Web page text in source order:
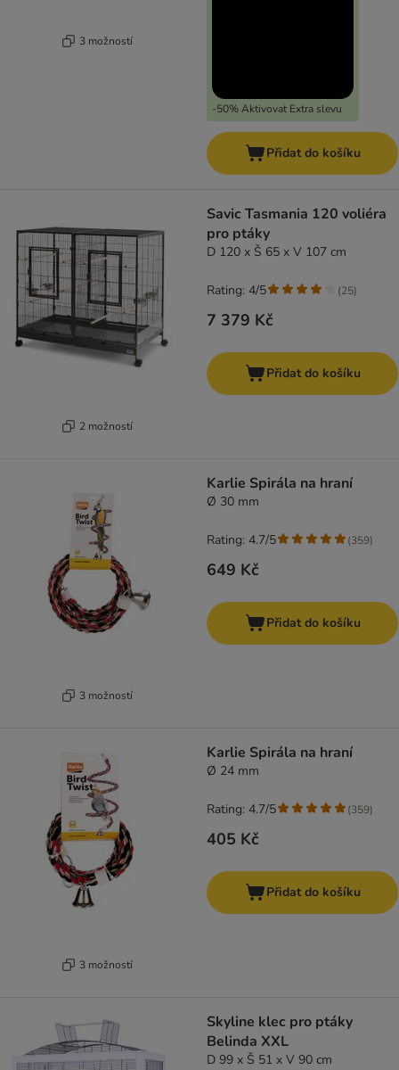
3 možností
-50% Aktivovat Extra slevu
Přidat do košíku
2 možností
Savic Tasmania 120 voliéra
pro ptáky
D 120 x Š 65 x V 107 cm
7 379 Kč
Rating: 4/5 (25)
Přidat do košíku
3 možností
Karlie Spirála na hraní
Ø 30 mm
649 Kč
Rating: 4.7/5 (359)
Přidat do košíku
3 možností
Karlie Spirála na hraní
Ø 24 mm
405 Kč
Rating: 4.7/5 (359)
Přidat do košíku
Skyline klec pro ptáky
Belinda XXL
D 99 x Š 51 x V 90 cm